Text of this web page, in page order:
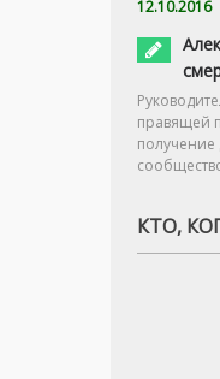
12.10.2016
правящей
получение
КТО,